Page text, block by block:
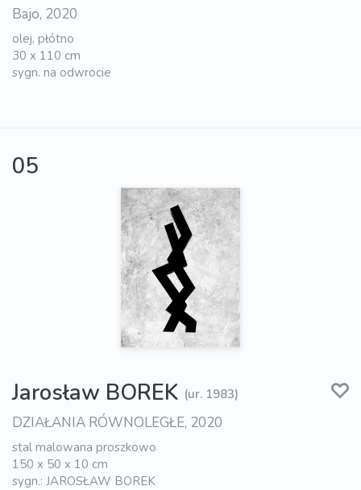
Bajo, 2020
olej, płótno
30 x 110 cm
sygn. na odwrocie
05
Jarosław BOREK (ur. 1983)
DZIAŁANIA RÓWNOLEGŁE, 2020
stal malowana proszkowo
150 x 50 x 10 cm
sygn.: JAROSŁAW BOREK